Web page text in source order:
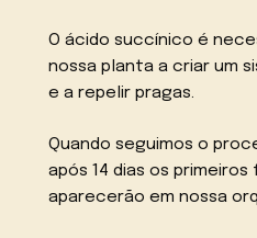
O ácido succínico é
nossa planta a criar um
e a repelir pragas.
Quando seguimos o
após 14 dias os
aparecerão em nossa